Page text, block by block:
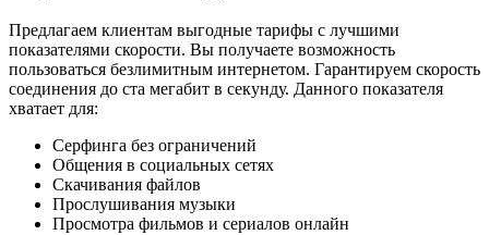
Предлагаем клиентам выгодные тарифы с лучшими
показателями скорости. Вы получаете возможность
пользоваться безлимитным интернетом. Гарантируем скорость
соединения до ста мегабит в секунду. Данного показателя
хватает для:
Серфинга без ограничений
Общения в социальных сетях
Скачивания файлов
Прослушивания музыки
Просмотра фильмов и сериалов онлайн